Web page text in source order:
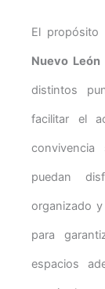
El
Nuevo León
distintos
facilitar el
puedan
organizado
para
espacios